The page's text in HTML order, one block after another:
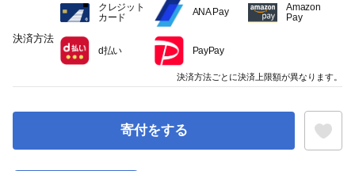
寄付をする
決済方法
クレジット
カード
ANA Pay
Amazon
Pay
d払い PayPay
決済方法ごとに決済上限額が異なります。